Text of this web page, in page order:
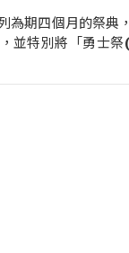
為期四個月的祭典
並特別將「勇士祭